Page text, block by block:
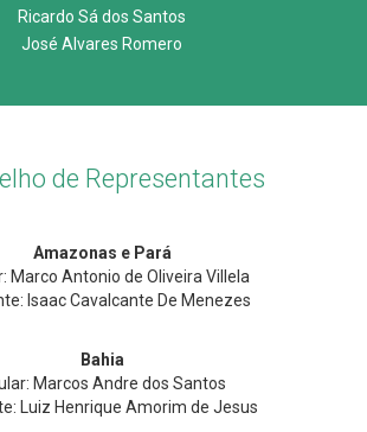
Ricardo Sá dos Santos
José Alvares Romero
de Representantes
Amazonas e Pará
Marco Antonio de Oliveira Villela
Isaac Cavalcante De Menezes
Bahia
Marcos Andre dos Santos
Luiz Henrique Amorim de Jesus